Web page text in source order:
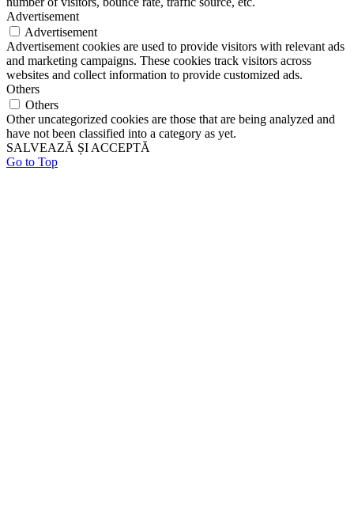
Advertisement
Advertisement
Advertisement cookies are used to provide visitors with relevant ads
and marketing campaigns. These cookies track visitors across
websites and collect information to provide customized ads.
Others
Others
Other uncategorized cookies are those that are being analyzed and
have not been classified into a category as yet.
SALVEAZĂ ȘI ACCEPTĂ
Go to Top